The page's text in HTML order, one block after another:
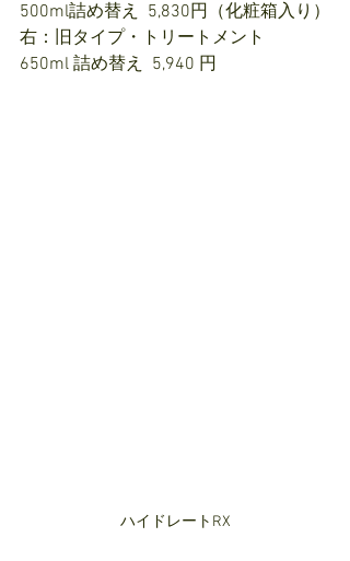
500ml詰め替え  5,830円（化粧箱入り）
右：旧タイプ・トリートメント
650ml 詰め替え  5,940 円
ハイドレートRX